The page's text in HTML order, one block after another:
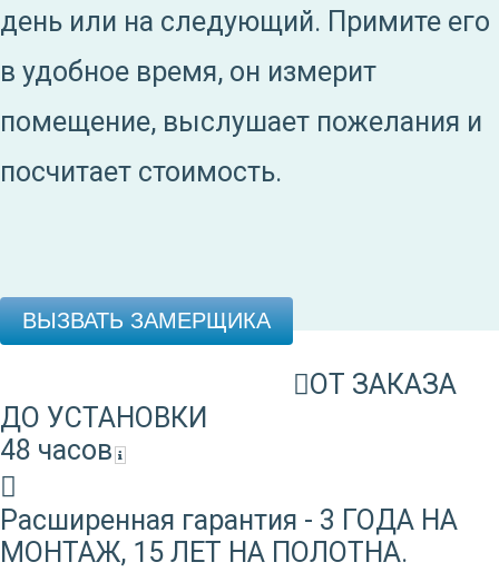
день или на следующий. Примите его
в удобное время, он измерит
помещение, выслушает пожелания и
посчитает стоимость.
ВЫЗВАТЬ ЗАМЕРЩИКА
ОТ ЗАКАЗА
ДО УСТАНОВКИ
48 часов
Расширенная гарантия - 3 ГОДА НА
МОНТАЖ, 15 ЛЕТ НА ПОЛОТНА.